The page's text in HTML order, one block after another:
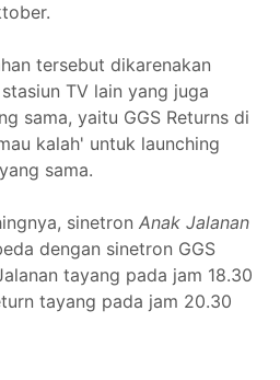
tersebut dikarenakan
TV lain yang juga
sama, yaitu GGS Returns di
kalah' untuk launching
sama.
sinetron Anak Jalanan
dengan sinetron GGS
tayang pada jam 18.30
tayang pada jam 20.30